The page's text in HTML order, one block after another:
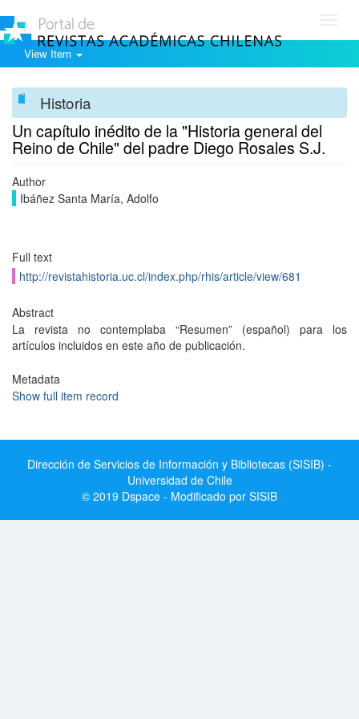
View Item
Historia
Un capítulo inédito de la "Historia general del
Reino de Chile" del padre Diego Rosales S.J.
Author
Ibáñez Santa María, Adolfo
Full text
http://revistahistoria.uc.cl/index.php/rhis/article/view/681
Abstract
La revista no contemplaba “Resumen” (español) para los
artículos incluidos en este año de publicación.
Metadata
Show full item record
Dirección de Servicios de Información y Bibliotecas (SISIB) -
Universidad de Chile
© 2019 Dspace - Modificado por SISIB